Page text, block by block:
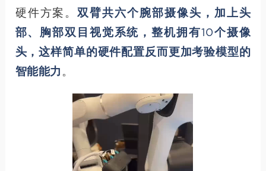
硬件方案。双臂共六个腕部摄像头，加上头
部、胸部双目视觉系统，整机拥有10个摄像
头，这样简单的硬件配置反而更加考验模型的
智能能力 。